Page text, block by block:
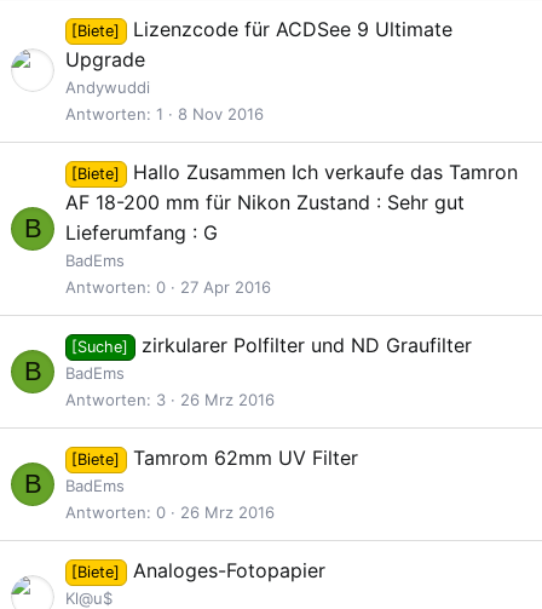
[Biete]
Lizenzcode für ACDSee 9 Ultimate
Upgrade
Andywuddi
Antworten 1 8 Nov 2016
B
[Biete]
Hallo Zusammen Ich verkaufe das Tamron
AF 18-200 mm für Nikon Zustand : Sehr gut
Lieferumfang : G
BadEms
Antworten 0 27 Apr 2016
B
[Suche] zirkularer Polfilter und ND Graufilter
BadEms
Antworten
3 26 Mrz 2016
B
[Biete] Tamrom 62mm UV Filter
BadEms
Antworten 0 26 Mrz 2016
[Biete] Analoges-Fotopapier
Kl@u$